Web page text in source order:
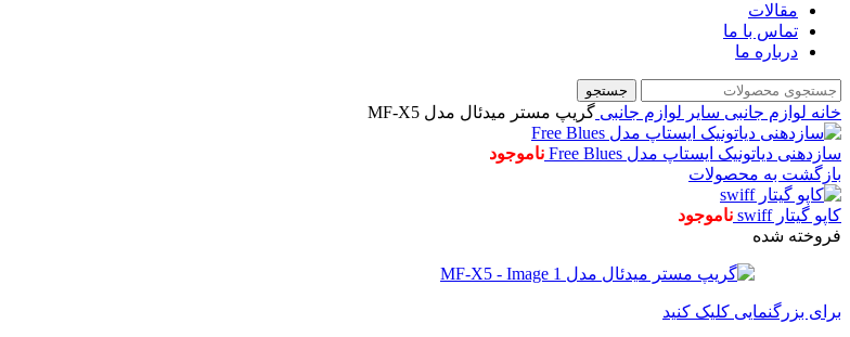
مقالات
تماس با ما
درباره ما
جستجو
خانه لوازم جانبی سایر لوازم جانبی گریپ مستر میدئال مدل MF-X5
سازدهنی دیاتونیک ایستاپ مدل Free Blues
ناموجود
بازگشت به محصولات
کاپو گیتار swiff
ناموجود
فروخته شده
برای بزرگنمایی کلیک کنید